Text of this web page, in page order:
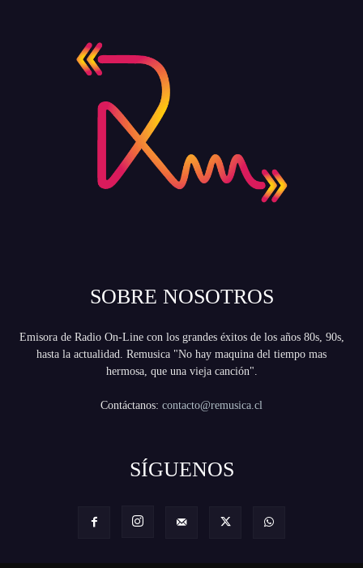
SOBRE NOSOTROS
Emisora de Radio On-Line con los grandes éxitos de los años 80s, 90s,
hasta la actualidad. Remusica "No hay maquina del tiempo mas
hermosa, que una vieja canción".
Contáctanos: contacto@remusica.cl
SÍGUENOS